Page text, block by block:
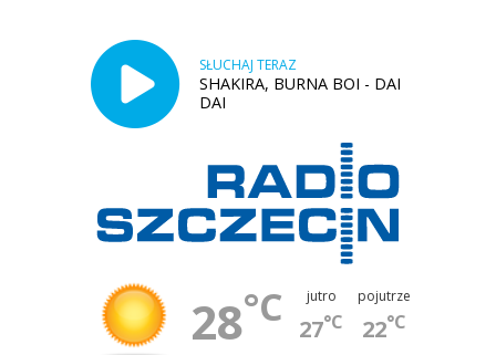
SŁUCHAJ TERAZ
SHAKIRA, BURNA BOI - DAI
DAI
28°C jutro
27°C
pojutrze
22°C